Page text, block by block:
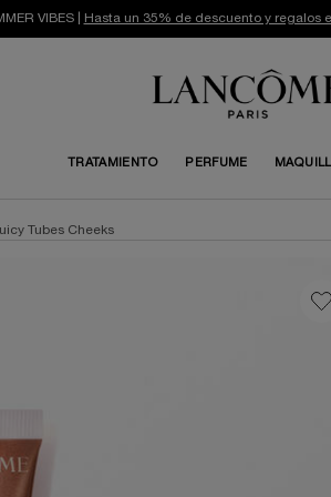
VIBES | Hasta un 35% de descuento y regalos
TRATAMIENTO PERFUME
Tubes Cheeks